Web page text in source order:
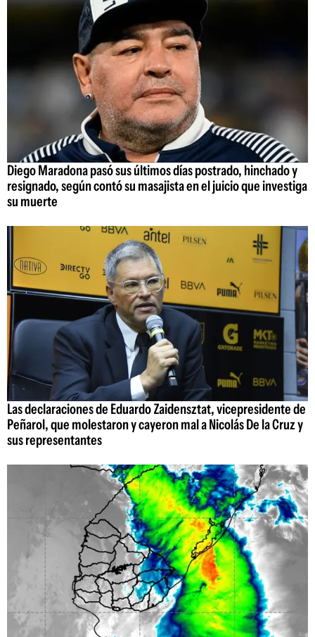
Diego Maradona pasó sus últimos días postrado, hinchado y
resignado, según contó su masajista en el juicio que investiga
su muerte
Las declaraciones de Eduardo Zaidensztat, vicepresidente de
Peñarol, que molestaron y cayeron mal a Nicolás De la Cruz y
sus representantes